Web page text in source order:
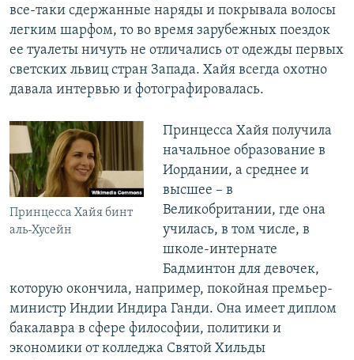
все-таки сдержанные наряды и покрывала волосы
легким шарфом, то во время зарубежных поездок
ее туалеты ничуть не отличались от одежды первых
светских львиц стран Запада. Хайя всегда охотно
давала интервью и фотографировалась.
Принцесса Хайя бинт
аль-Хусейн
Принцесса Хайя получила
начальное образование в
Иордании, а среднее и
высшее – в
Великобритании, где она
училась, в том числе, в
школе-интернате
Бадминтон для девочек,
которую окончила, например, покойная премьер-
министр Индии Индира Ганди. Она имеет диплом
бакалавра в сфере философии, политики и
экономики от колледжа Святой Хильды